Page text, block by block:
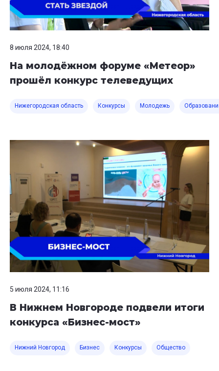
8 июля 2024, 18:40
На молодёжном форуме «Метеор»
прошёл конкурс телеведущих
Нижегородская область Конкурсы Молодежь
5 июля 2024, 11:16
В Нижнем Новгороде подвели итоги
конкурса «Бизнес-мост»
Нижний Новгород Бизнес Конкурсы Общество